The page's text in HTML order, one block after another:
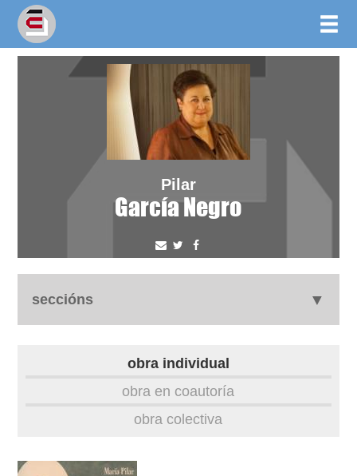
Pilar
García Negro
seccións
videoteca
obra individual
obra en coautoría
obra colectiva